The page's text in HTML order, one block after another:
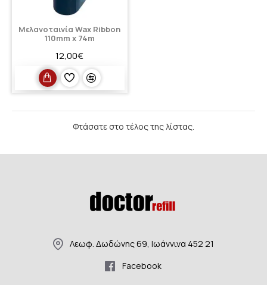
Μελανοταινία Wax Ribbon
110mm x 74m
12,00€
Φτάσατε στο τέλος της λίστας.
Λεωφ. Δωδώνης 69, Ιωάννινα 452 21
Facebook